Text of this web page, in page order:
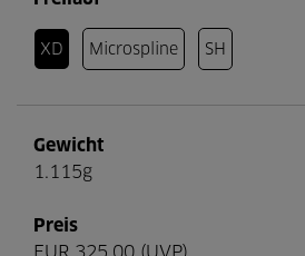
XD Microspline SH
Gewicht
1.115g
Preis